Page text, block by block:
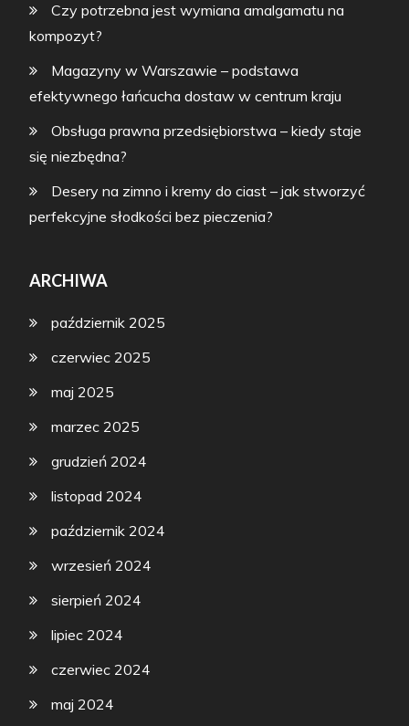
Czy potrzebna jest wymiana amalgamatu na
kompozyt?
Magazyny w Warszawie – podstawa
efektywnego łańcucha dostaw w centrum kraju
Obsługa prawna przedsiębiorstwa – kiedy staje
się niezbędna?
Desery na zimno i kremy do ciast – jak stworzyć
perfekcyjne słodkości bez pieczenia?
ARCHIWA
październik 2025
czerwiec 2025
maj 2025
marzec 2025
grudzień 2024
listopad 2024
październik 2024
wrzesień 2024
sierpień 2024
lipiec 2024
czerwiec 2024
maj 2024